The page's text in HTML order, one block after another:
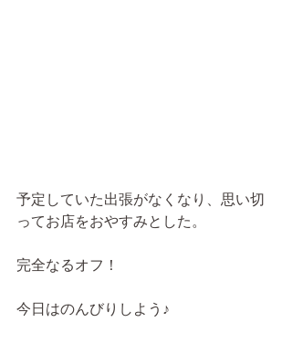
予定していた出張がなくなり、思い切
ってお店をおやすみとした。
完全なるオフ！
今日はのんびりしよう♪